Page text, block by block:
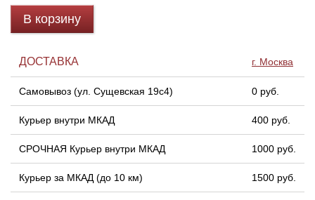
В корзину
ДОСТАВКА г. Москва
Самовывоз (ул. Сущевская 19с4) 0 руб.
Курьер внутри МКАД 400 руб.
СРОЧНАЯ Курьер внутри МКАД 1000 руб.
Курьер за МКАД (до 10 км) 1500 руб.
Линейки для настройки лука
Полочки для лука
Кликеры для лука
Киссеры для лука
Охотничьи ножи
Ножи складные